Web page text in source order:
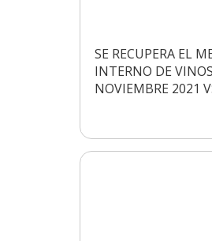
SE RECUPERA EL
INTERNO DE
NOVIEMBRE 2021